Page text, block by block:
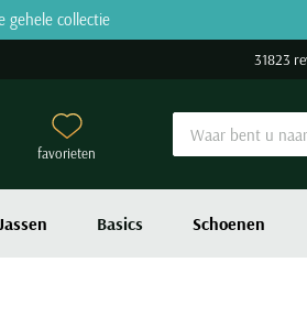
gehele collectie
31823
Basics Schoenen
favorieten